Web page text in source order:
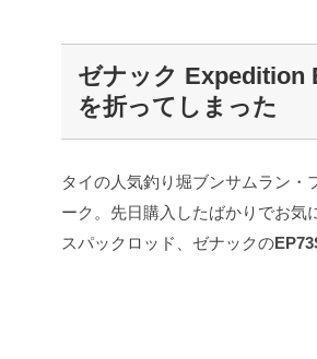
ゼナック Expedition
を折ってしまった
タイの人気釣り堀ブンサムラン・
ーク。先日購入したばかりでお気
スパックロッド、ゼナックの